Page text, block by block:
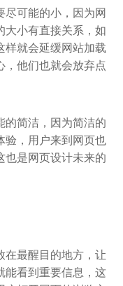
尽可能的小，因为网
大小有直接关系，如
样就会延缓网站加载
，他们也就会放弃点
的简洁，因为简洁的
验，用户来到网页也
也是网页设计未来的
在最醒目的地方，让
能看到重要信息，这